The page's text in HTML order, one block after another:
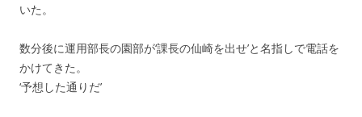
いた。
数分後に運用部長の園部が‘課長の仙崎を出せ’と名指しで電話を
かけてきた。
‘予想した通りだ’